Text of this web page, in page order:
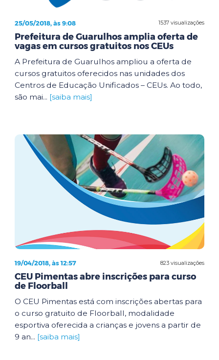
1537 visualizações
25/05/2018, às 9:08
Prefeitura de Guarulhos amplia oferta de
vagas em cursos gratuitos nos CEUs
A Prefeitura de Guarulhos ampliou a oferta de
cursos gratuitos oferecidos nas unidades dos
Centros de Educação Unificados – CEUs. Ao todo,
são mai... [saiba mais]
823 visualizações
19/04/2018, às 12:57
CEU Pimentas abre inscrições para curso
de Floorball
O CEU Pimentas está com inscrições abertas para
o curso gratuito de Floorball, modalidade
esportiva oferecida a crianças e jovens a partir de
9 an... [saiba mais]